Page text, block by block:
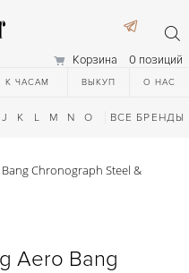
Корзина 0 позиций
К ЧАСАМ ВЫКУП О НАС
J K L M N O Q R S T
ВСЕ БРЕНДЫ
Chronograph Steel &
Aero Bang